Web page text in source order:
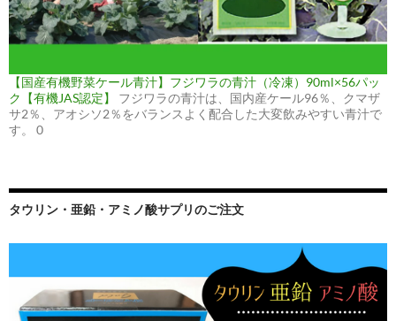
【国産有機野菜ケール青汁】フジワラの青汁（冷凍）90ml×56パッ
ク【有機JAS認定】
フジワラの青汁は、国内産ケール96％、クマザ
サ2％、アオシソ2％をバランスよく配合した大変飲みやすい青汁で
す。 0
タウリン・亜鉛・アミノ酸サプリのご注文